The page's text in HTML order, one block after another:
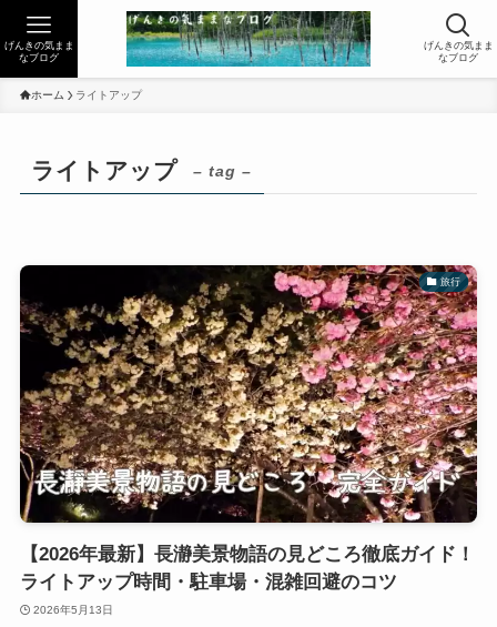
げんきの気まま
なブログ
げんきの気まま
なブログ
ホーム ライトアップ
ライトアップ – tag –
旅行
【2026年最新】長瀞美景物語の見どころ徹底ガイド！
ライトアップ時間・駐車場・混雑回避のコツ
2026年5月13日